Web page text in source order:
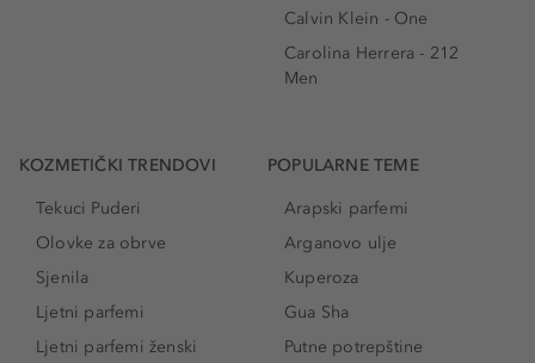
Calvin Klein - One
Carolina Herrera - 212
Men
KOZMETIČKI TRENDOVI
Tekuci Puderi
Olovke za obrve
Sjenila
Ljetni parfemi
Ljetni parfemi ženski
POPULARNE TEME
Arapski parfemi
Arganovo ulje
Kuperoza
Gua Sha
Putne potrepštine